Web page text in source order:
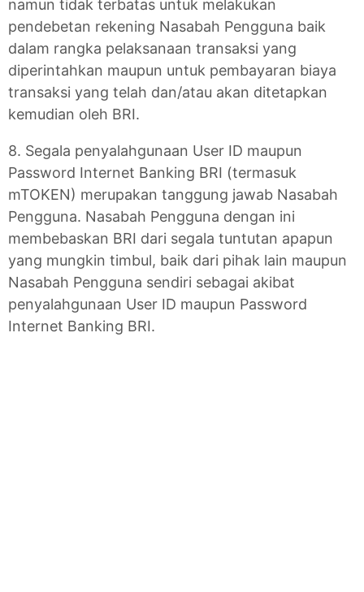
namun tidak terbatas untuk melakukan
pendebetan rekening Nasabah Pengguna baik
dalam rangka pelaksanaan transaksi yang
diperintahkan maupun untuk pembayaran biaya
transaksi yang telah dan/atau akan ditetapkan
kemudian oleh BRI.
8. Segala penyalahgunaan User ID maupun
Password Internet Banking BRI (termasuk
mTOKEN) merupakan tanggung jawab Nasabah
Pengguna. Nasabah Pengguna dengan ini
membebaskan BRI dari segala tuntutan apapun
yang mungkin timbul, baik dari pihak lain maupun
Nasabah Pengguna sendiri sebagai akibat
penyalahgunaan User ID maupun Password
Internet Banking BRI.